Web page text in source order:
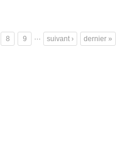
8 9 … suivant › dernier »